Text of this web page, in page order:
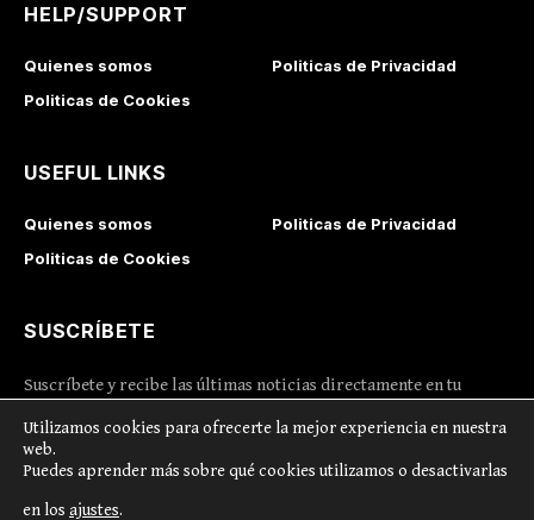
HELP/SUPPORT
Quienes somos
Politicas de Privacidad
Politicas de Cookies
USEFUL LINKS
Quienes somos
Politicas de Privacidad
Politicas de Cookies
SUSCRÍBETE
Suscríbete y recibe las últimas noticias directamente en tu
I consent to the terms and conditions
Utilizamos cookies para ofrecerte la mejor experiencia en nuestra
web.
Puedes aprender más sobre qué cookies utilizamos o desactivarlas
en los ajustes.